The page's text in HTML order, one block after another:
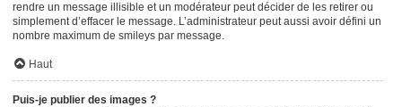
rendre un message illisible et un modérateur peut décider de les retirer ou
simplement d’effacer le message. L’administrateur peut aussi avoir défini un
nombre maximum de smileys par message.
Haut
Puis-je publier des images ?